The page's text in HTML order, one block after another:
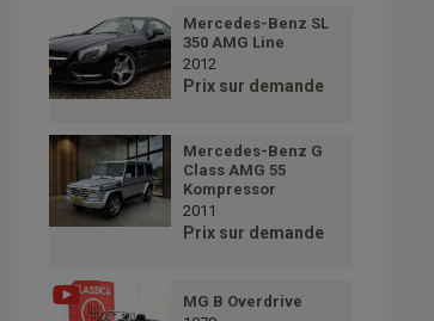
Mercedes-Benz SL
350 AMG Line
2012
Prix sur demande
Mercedes-Benz G
Class AMG 55
Kompressor
2011
Prix sur demande
MG B Overdrive